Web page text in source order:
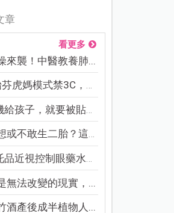
章
看更多
來襲！中醫教養肺...
虎媽模式禁3C，看...
孩子，就要被貼「...
不敢生二胎？這8...
近視控制眼藥水納...
無法改變的現實，...
酒產後成半植物人...